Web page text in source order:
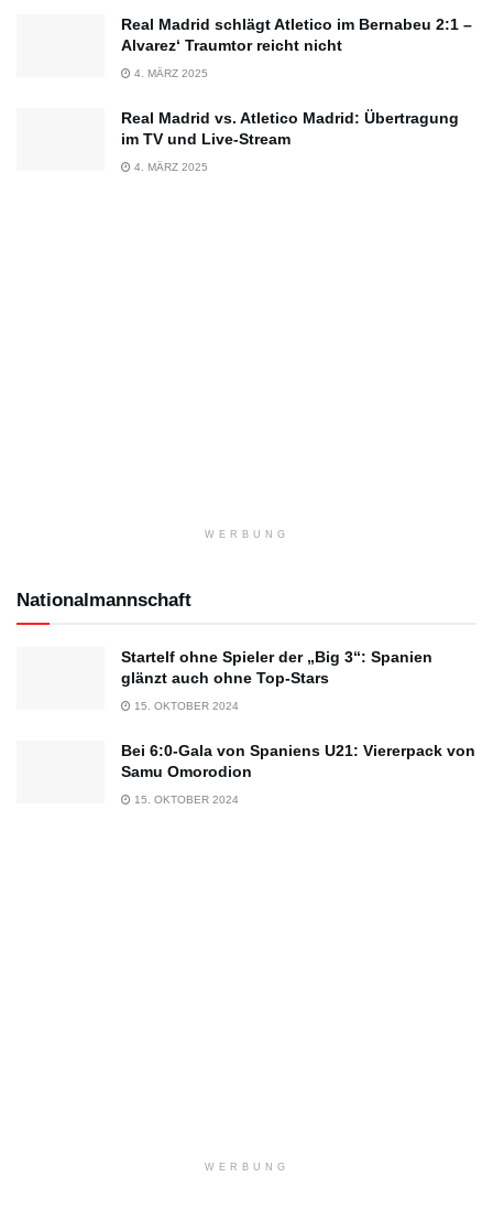
Real Madrid schlägt Atletico im Bernabeu 2:1 –
Alvarez‘ Traumtor reicht nicht
4. MÄRZ 2025
Real Madrid vs. Atletico Madrid: Übertragung
im TV und Live-Stream
4. MÄRZ 2025
WERBUNG
Nationalmannschaft
Startelf ohne Spieler der „Big 3“: Spanien
glänzt auch ohne Top-Stars
15. OKTOBER 2024
Bei 6:0-Gala von Spaniens U21: Viererpack von
Samu Omorodion
15. OKTOBER 2024
WERBUNG